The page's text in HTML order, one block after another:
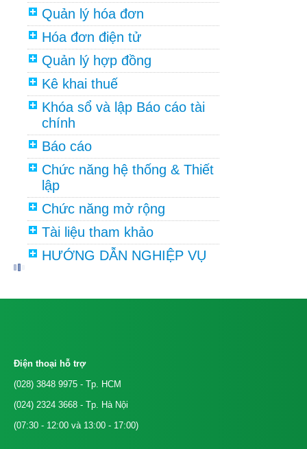
Quản lý hóa đơn
Hóa đơn điện tử
Quản lý hợp đồng
Kê khai thuế
Khóa sổ và lập Báo cáo tài
chính
Báo cáo
Chức năng hệ thống & Thiết
lập
Chức năng mở rộng
Tài liệu tham khảo
HƯỚNG DẪN NGHIỆP VỤ
Điện thoại hỗ trợ
(028) 3848 9975 - Tp. HCM
(024) 2324 3668 - Tp. Hà Nội
(07:30 - 12:00 và 13:00 - 17:00)